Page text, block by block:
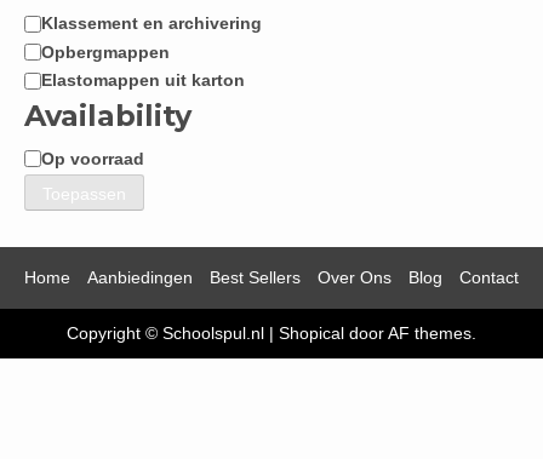
Categorie
Klassement en archivering
Opbergmappen
Elastomappen uit karton
Availability
Beschikbaarheid
Op voorraad
Toepassen
Home Aanbiedingen Best Sellers Over Ons Blog Contact
Copyright © Schoolspul.nl | Shopical door AF themes.